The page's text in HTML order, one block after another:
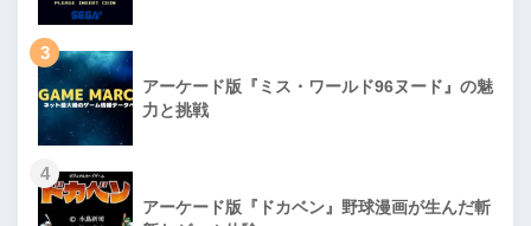
3
アーケード版『ミス・ワールド96ヌード』の魅
力と挑戦
4
アーケード版『ドカベン』野球漫画が生んだ斬